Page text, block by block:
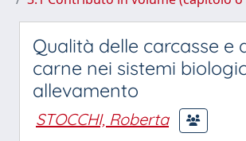
Qualità delle carcasse e
carne nei sistemi
allevamento
STOCCHI, Roberta